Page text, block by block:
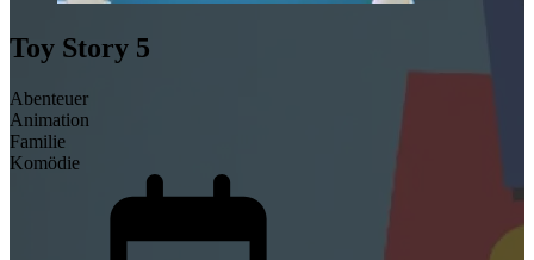
Toy Story 5
Abenteuer
Animation
Familie
Komödie